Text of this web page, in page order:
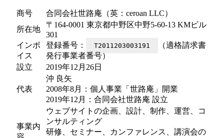
商号
合同会社世路庵（英：ceroan LLC）
所在地
〒164-0001 東京都中野区中野5-60-13 KMビル
301
インボ
イス
登録番号： T2011203003191
（適格請求書
発行事業者番号）
設立
2019年12月26日
代表
沖 良矢
2008年8月：個人事業「世路庵」開業
2019年12月：合同会社世路庵 設立
事業内
ウェブサイトの企画、設計、制作、運営、コ
ンサルティング
研修、セミナー、カンファレンス、講演会の